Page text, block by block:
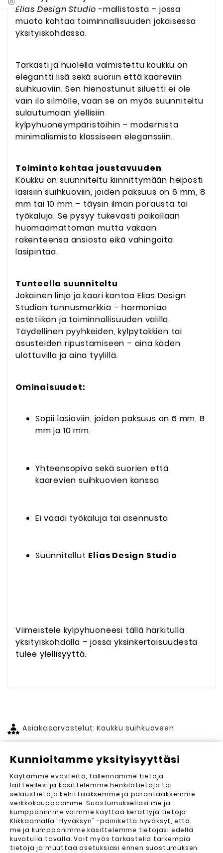
Elias Design Studio -mallistosta – jossa
muoto kohtaa toiminnallisuuden jokaisessa
yksityiskohdassa.
Tarkasti ja huolella valmistettu koukku on
elegantti lisä sekä suoriin että kaareviin
suihkuoviin. Sen hienostunut siluetti ei ole
vain ilo silmälle, vaan se on myös suunniteltu
sulautumaan ylellisiin
kylpyhuoneympäristöihin – modernista
minimalismista klassiseen eleganssiin.
Toiminto kohtaa joustavuuden
Koukku on suunniteltu kiinnittymään helposti
lasisiin suihkuoviin, joiden paksuus on 6 mm, 8
mm tai 10 mm – täysin ilman porausta tai
työkaluja. Se pysyy tukevasti paikallaan
huomaamattoman mutta vakaan
rakenteensa ansiosta eikä vahingoita
lasipintaa.
Tunteella suunniteltu
Jokainen linja ja kaari kantaa Elias Design
Studion tunnusmerkkiä – harmoniaa
estetiikan ja toiminnallisuuden välillä.
Täydellinen pyyhkeiden, kylpytakkien tai
asusteiden ripustamiseen – aina käden
ulottuvilla ja aina tyylillä.
Ominaisuudet:
Sopii lasioviin, joiden paksuus on 6 mm, 8
mm ja 10 mm
Yhteensopiva sekä suorien että
kaarevien suihkuovien kanssa
Ei vaadi työkaluja tai asennusta
Suunnitellut Elias Design Studio
Viimeistele kylpyhuoneesi tällä harkitulla
yksityiskohdalla – jossa yksinkertaisuudesta
tulee ylellisyyttä.
Asiakasarvostelut: Koukku suihkuoveen
Asiakasarvostelut (0)
Lähetä arvostelu
Arvosteluja ei vielä ole. Haluatko kirjoittaa
ensimmäisen?
Kunnioitamme yksityisyyttäsi
Käytämme evästeitä, tallennamme tietoja
laitteellesi ja käsittelemme henkilötietoja tai
selaustietoja kehittääksemme ja parantaaksemme
verkkokauppaamme. Suostumuksellasi me ja
kumppanimme voimme käyttää kerättyjä tietoja.
Klikkaamalla "Hyväksyn" -painiketta hyväksyt, että
me ja kumppanimme käsittelemme tietojasi edellä
kuvatulla tavalla. Voit myös tarkastella tarkempia
tietoja ja muuttaa asetuksiasi ennen suostumuksen